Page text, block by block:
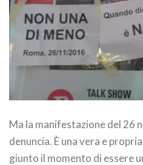
Ma la manifestazione del 26
denuncia. È una vera e propria
giunto il momento di essere